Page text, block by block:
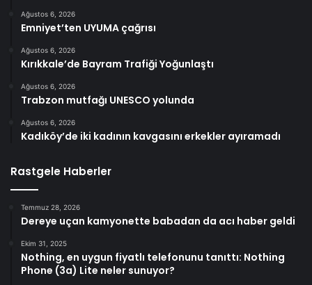
Ağustos 6, 2026
Emniyet’ten UYUMA çağrısı
Ağustos 6, 2026
Kırıkkale’de Bayram Trafiği Yoğunlaştı
Ağustos 6, 2026
Trabzon mutfağı UNESCO yolunda
Ağustos 6, 2026
Kadıköy’de iki kadının kavgasını erkekler ayıramadı
Rastgele Haberler
Temmuz 28, 2026
Dereye uçan kamyonette babadan da acı haber geldi
Ekim 31, 2025
Nothing, en uygun fiyatlı telefonunu tanıttı: Nothing
Phone (3a) Lite neler sunuyor?